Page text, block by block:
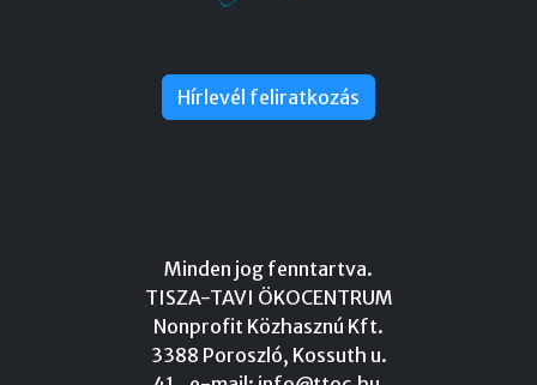
Hírlevél feliratkozás
Minden jog fenntartva.
TISZA-TAVI ÖKOCENTRUM
Nonprofit Közhasznú Kft.
3388 Poroszló, Kossuth u.